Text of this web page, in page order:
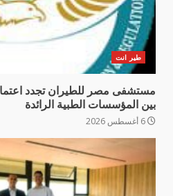
طير انت
بين المؤسسات الطبية الرائدة